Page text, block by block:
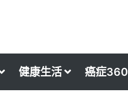
健康生活 癌症360